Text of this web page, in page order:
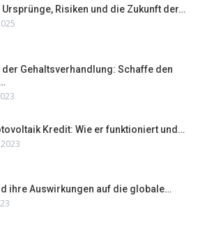
Ursprünge, Risiken und die Zukunft der…
der Gehaltsverhandlung: Schaffe den
Kredit: Wie er funktioniert und…
ihre Auswirkungen auf die globale…